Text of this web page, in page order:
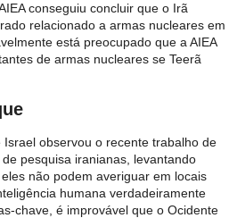
conseguiu concluir que o Irã
relacionado a armas nucleares em
está preocupado que a AIEA
de armas nucleares se Teerã
Israel observou o recente trabalho de
pesquisa iranianas, levantando
não podem averiguar em locais
humana verdadeiramente
chave, é improvável que o Ocidente